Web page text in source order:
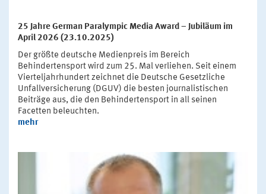
25 Jahre German Paralympic Media Award – Jubiläum im
April 2026 (23.10.2025)
Der größte deutsche Medienpreis im Bereich
Behindertensport wird zum 25. Mal verliehen. Seit einem
Vierteljahrhundert zeichnet die Deutsche Gesetzliche
Unfallversicherung (DGUV) die besten journalistischen
Beiträge aus, die den Behindertensport in all seinen
Facetten beleuchten.
mehr